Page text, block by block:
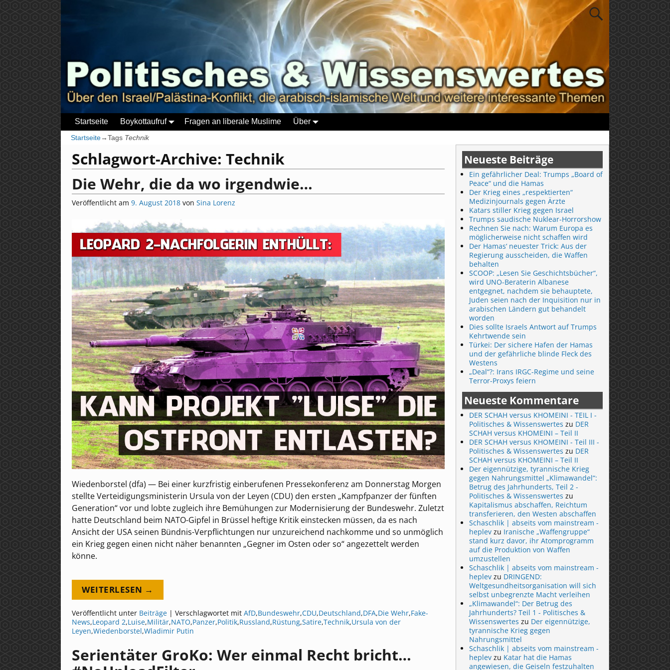
Startseite Boykottaufruf Fragen an liberale Muslime Über
Startseite→Tags Technik
Schlagwort-Archive: Technik
Die Wehr, die da wo irgendwie…
Veröffentlicht am 9. August 2018 von Sina Lorenz
Wiedenborstel (dfa) — Bei einer kurzfristig einberufenen Pressekonferenz am Donnerstag Morgen
stellte Verteidigungsministerin Ursula von der Leyen (CDU) den ersten „Kampfpanzer der fünften
Generation“ vor und lobte zugleich ihre Bemühungen zur Modernisierung der Bundeswehr. Zuletzt
hatte Deutschland beim NATO-Gipfel in Brüssel heftige Kritik einstecken müssen, da es nach
Ansicht der USA seinen Bündnis-Verpflichtungen nur unzureichend nachkomme und so unmöglich
ein Krieg gegen einen nicht näher benannten „Gegner im Osten oder so“ angezettelt werden
könne.
WEITERLESEN →
Veröffentlicht unter Beiträge | Verschlagwortet mit AfD,Bundeswehr,CDU,Deutschland,DFA,Die Wehr,Fake-
News,Leopard 2,Luise,Militär,NATO,Panzer,Politik,Russland,Rüstung,Satire,Technik,Ursula von der
Leyen,Wiedenborstel,Wladimir Putin
Serientäter GroKo: Wer einmal Recht bricht…
Neueste Beiträge
Ein gefährlicher Deal: Trumps „Board of
Peace“ und die Hamas
Der Krieg eines „respektierten“
Medizinjournals gegen Ärzte
Katars stiller Krieg gegen Israel
Trumps saudische Nuklear-Horrorshow
Rechnen Sie nach: Warum Europa es
möglicherweise nicht schaffen wird
Der Hamas‘ neuester Trick: Aus der
Regierung ausscheiden, die Waffen
behalten
SCOOP: „Lesen Sie Geschichtsbücher“,
wird UNO-Beraterin Albanese
entgegnet, nachdem sie behauptete,
Juden seien nach der Inquisition nur in
arabischen Ländern gut behandelt
worden
Dies sollte Israels Antwort auf Trumps
Kehrtwende sein
Türkei: Der sichere Hafen der Hamas
und der gefährliche blinde Fleck des
Westens
„Deal“?: Irans IRGC-Regime und seine
Terror-Proxys feiern
Neueste Kommentare
DER SCHAH versus KHOMEINI - TEIL I -
Politisches & Wissenswertes zu DER
SCHAH versus KHOMEINI – Teil II
DER SCHAH versus KHOMEINI - Teil III -
Politisches & Wissenswertes zu DER
SCHAH versus KHOMEINI – Teil II
Der eigennützige, tyrannische Krieg
gegen Nahrungsmittel „Klimawandel“:
Betrug des Jahrhunderts, Teil 2 -
Politisches & Wissenswertes zu
Kapitalismus abschaffen, Reichtum
transferieren, den Westen abschaffen
Schaschlik | abseits vom mainstream -
heplev zu Iranische „Waffengruppe“
stand kurz davor, ihr Atomprogramm
auf die Produktion von Waffen
umzustellen
Schaschlik | abseits vom mainstream -
heplev zu DRINGEND:
Weltgesundheitsorganisation will sich
selbst unbegrenzte Macht verleihen
„Klimawandel“: Der Betrug des
Jahrhunderts? Teil 1 - Politisches &
Wissenswertes zu Der eigennützige,
tyrannische Krieg gegen
Nahrungsmittel
Schaschlik | abseits vom mainstream -
heplev zu Katar hat die Hamas
angewiesen, die Geiseln festzuhalten